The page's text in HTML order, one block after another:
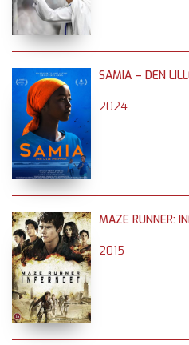
SAMIA – DEN
2024
MAZE RUNNER:
2015